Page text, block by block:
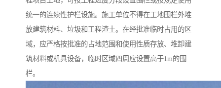
统一的连续性护栏设施。施工单位不得在工地围栏外堆
放建筑材料、垃圾和工程渣土。在经批准临时占用的区
域，应严格按批准的占地范围和使用性质存放、堆卸建
筑材料或机具设备，临时区域四周应设置高于1m的围
栏。